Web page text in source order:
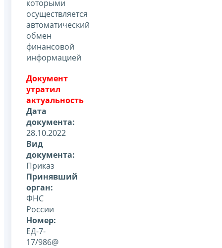
которыми
осуществляется
автоматический
обмен
финансовой
информацией
Документ
утратил
актуальность
Дата
документа:
28.10.2022
Вид
документа:
Приказ
Принявший
орган:
ФНС
России
Номер:
ЕД-7-
17/986@